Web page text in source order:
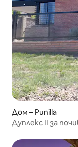
Дом – Punilla
Дуплекс II за